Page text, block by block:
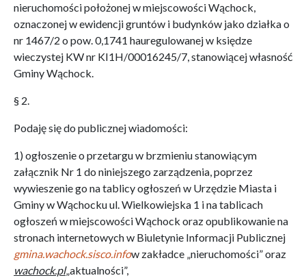
nieruchomości położonej w miejscowości Wąchock,
oznaczonej w ewidencji gruntów i budynków jako działka o
nr 1467/2 o pow. 0,1741 hauregulowanej w księdze
wieczystej KW nr KI1H/00016245/7, stanowiącej własność
Gminy Wąchock.
§ 2.
Podaję się do publicznej wiadomości:
1) ogłoszenie o przetargu w brzmieniu stanowiącym
załącznik Nr 1 do niniejszego zarządzenia, poprzez
wywieszenie go na tablicy ogłoszeń w Urzędzie Miasta i
Gminy w Wąchocku ul. Wielkowiejska 1 i na tablicach
ogłoszeń w miejscowości Wąchock oraz opublikowanie na
stronach internetowych w Biuletynie Informacji Publicznej
gmina.wachock.sisco.infow zakładce „nieruchomości” oraz
wachock.pl„aktualności”,